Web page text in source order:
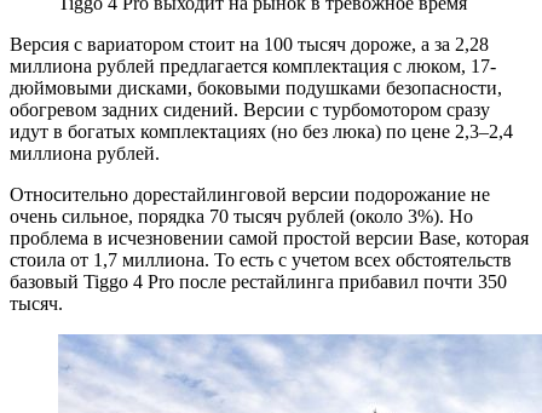
Версия с вариатором стоит на 100 тысяч дороже, а за 2,28
миллиона рублей предлагается комплектация с люком, 17-
дюймовыми дисками, боковыми подушками безопасности,
обогревом задних сидений. Версии с турбомотором сразу
идут в богатых комплектациях (но без люка) по цене 2,3–2,4
миллиона рублей.
Относительно дорестайлинговой версии подорожание не
очень сильное, порядка 70 тысяч рублей (около 3%). Но
проблема в исчезновении самой простой версии Base, которая
стоила от 1,7 миллиона. То есть с учетом всех обстоятельств
базовый Tiggo 4 Pro после рестайлинга прибавил почти 350
тысяч.